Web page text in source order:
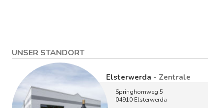
UNSER STANDORT
Elsterwerda - Zentrale
Springhornweg 5
04910 Elsterwerda